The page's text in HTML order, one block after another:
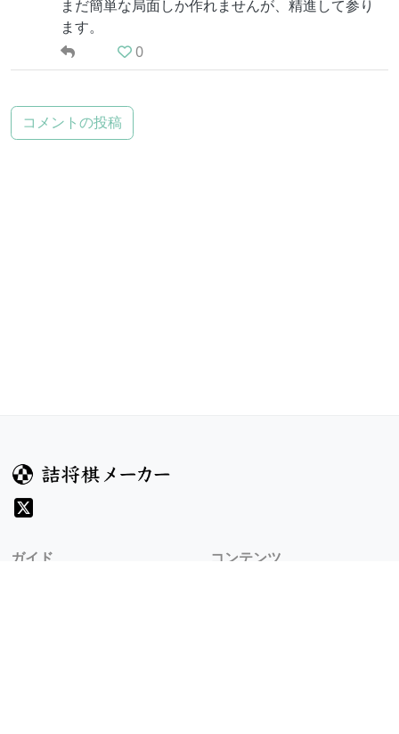
まだ簡単な局面しか作れませんが、精進して参り
ます。
0
コメントの投稿
ガイド
コンテンツ